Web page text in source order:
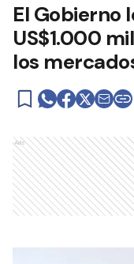
El Gobierno
US$1.000
los
Ads